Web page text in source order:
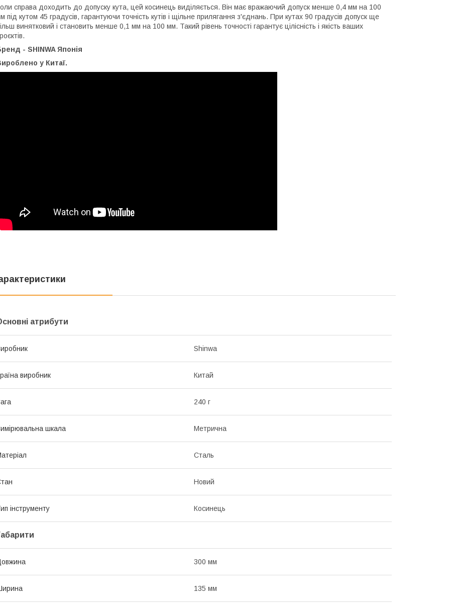
справа доходить до допуску кута, цей косинець виділяється. Він має вражаючий допуск менше 0,4 мм на 100
під кутом 45 градусів, гарантуючи точність кутів і щільне прилягання з'єднань. При кутах 90 градусів допуск ще
винятковий і становить менше 0,1 мм на 100 мм. Такий рівень точності гарантує цілісність і якість ваших
- SHINWA Японія
у Китаї.
атрибути
Shinwa
виробник Китай
240 г
шкала Метрична
Сталь
Новий
інструменту Косинець
300 мм
135 мм